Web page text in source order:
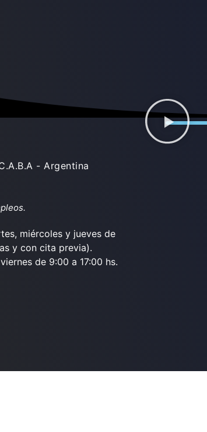
- Argentina
miércoles y jueves de
y con cita previa).
de 9:00 a 17:00 hs.